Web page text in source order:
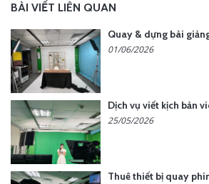
BÀI VIẾT LIÊN QUAN
01/06/2026
25/05/2026